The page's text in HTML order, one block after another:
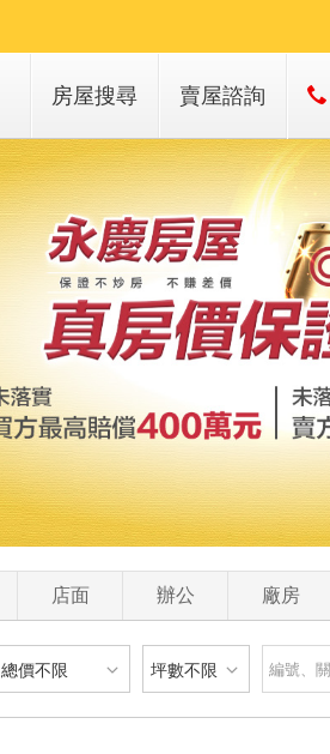
房屋搜尋
買房子
租房子
賣屋諮詢
店面 辦公 廠房
總價不限 坪數不限